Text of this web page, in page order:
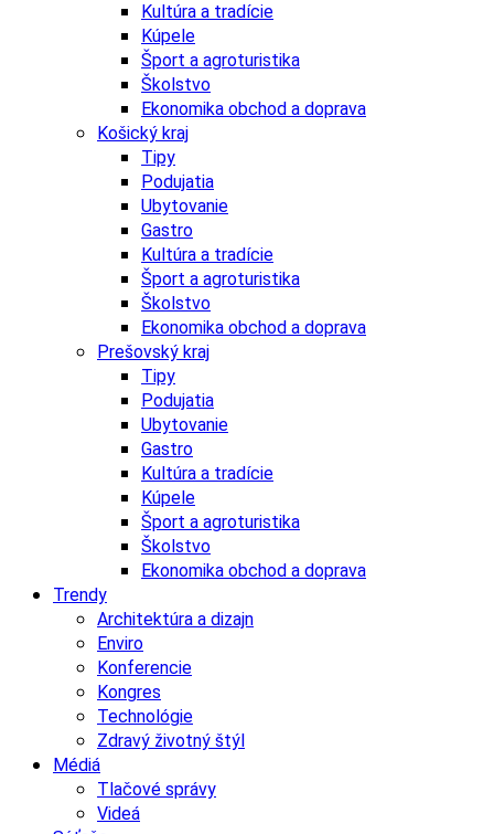
Kultúra a tradície
Kúpele
Šport a agroturistika
Školstvo
Ekonomika obchod a doprava
Košický kraj
Tipy
Podujatia
Ubytovanie
Gastro
Kultúra a tradície
Šport a agroturistika
Školstvo
Ekonomika obchod a doprava
Prešovský kraj
Tipy
Podujatia
Ubytovanie
Gastro
Kultúra a tradície
Kúpele
Šport a agroturistika
Školstvo
Ekonomika obchod a doprava
Trendy
Architektúra a dizajn
Enviro
Konferencie
Kongres
Technológie
Zdravý životný štýl
Médiá
Tlačové správy
Videá